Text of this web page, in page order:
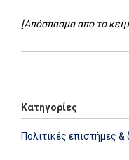
[Απόσπασμα από το
Κατηγορίες
Πολιτικές επιστήμες